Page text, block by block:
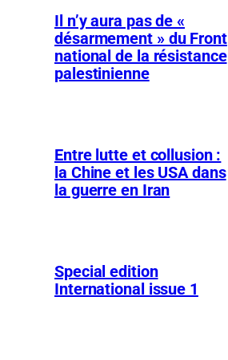
Il n’y aura pas de «
désarmement » du Front
national de la résistance
palestinienne
Entre lutte et collusion :
la Chine et les USA dans
la guerre en Iran
Special edition
International issue 1